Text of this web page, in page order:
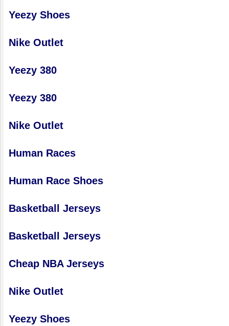
Yeezy Shoes
Nike Outlet
Yeezy 380
Yeezy 380
Nike Outlet
Human Races
Human Race Shoes
Basketball Jerseys
Basketball Jerseys
Cheap NBA Jerseys
Nike Outlet
Yeezy Shoes